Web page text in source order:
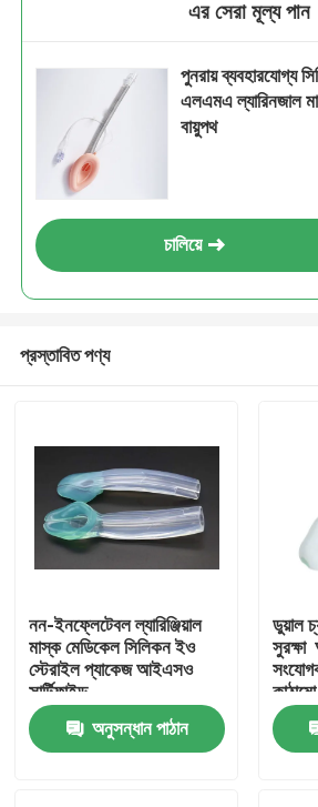
এর সেরা মূল্য পান
পুনরায় ব্যবহারযোগ্য
এলএমএ ল্যারিনজাল
বায়ুপথ
চালিয়ে
প্রস্তাবিত পণ্য
নন-ইনফ্লেটেবল ল্যারিঞ্জিয়াল
মাস্ক মেডিকেল সিলিকন ইও
স্টেরাইল প্যাকেজ আইএসও
সার্টিফাইড
অনুসন্ধান পাঠান
ডুয়াল
সুরক্ষা